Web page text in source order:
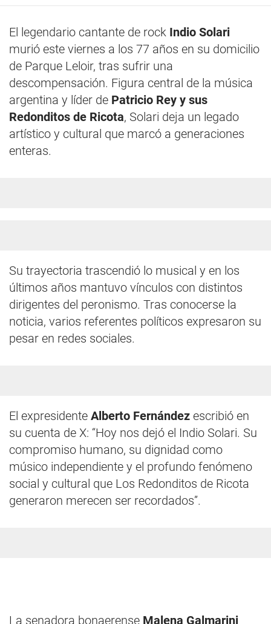
El legendario cantante de rock Indio Solari
murió este viernes a los 77 años en su domicilio
de Parque Leloir, tras sufrir una
descompensación. Figura central de la música
argentina y líder de Patricio Rey y sus
Redonditos de Ricota, Solari deja un legado
artístico y cultural que marcó a generaciones
enteras.
Su trayectoria trascendió lo musical y en los
últimos años mantuvo vínculos con distintos
dirigentes del peronismo. Tras conocerse la
noticia, varios referentes políticos expresaron su
pesar en redes sociales.
El expresidente Alberto Fernández escribió en
su cuenta de X: “Hoy nos dejó el Indio Solari. Su
compromiso humano, su dignidad como
músico independiente y el profundo fenómeno
social y cultural que Los Redonditos de Ricota
generaron merecen ser recordados”.
La senadora bonaerense Malena Galmarini